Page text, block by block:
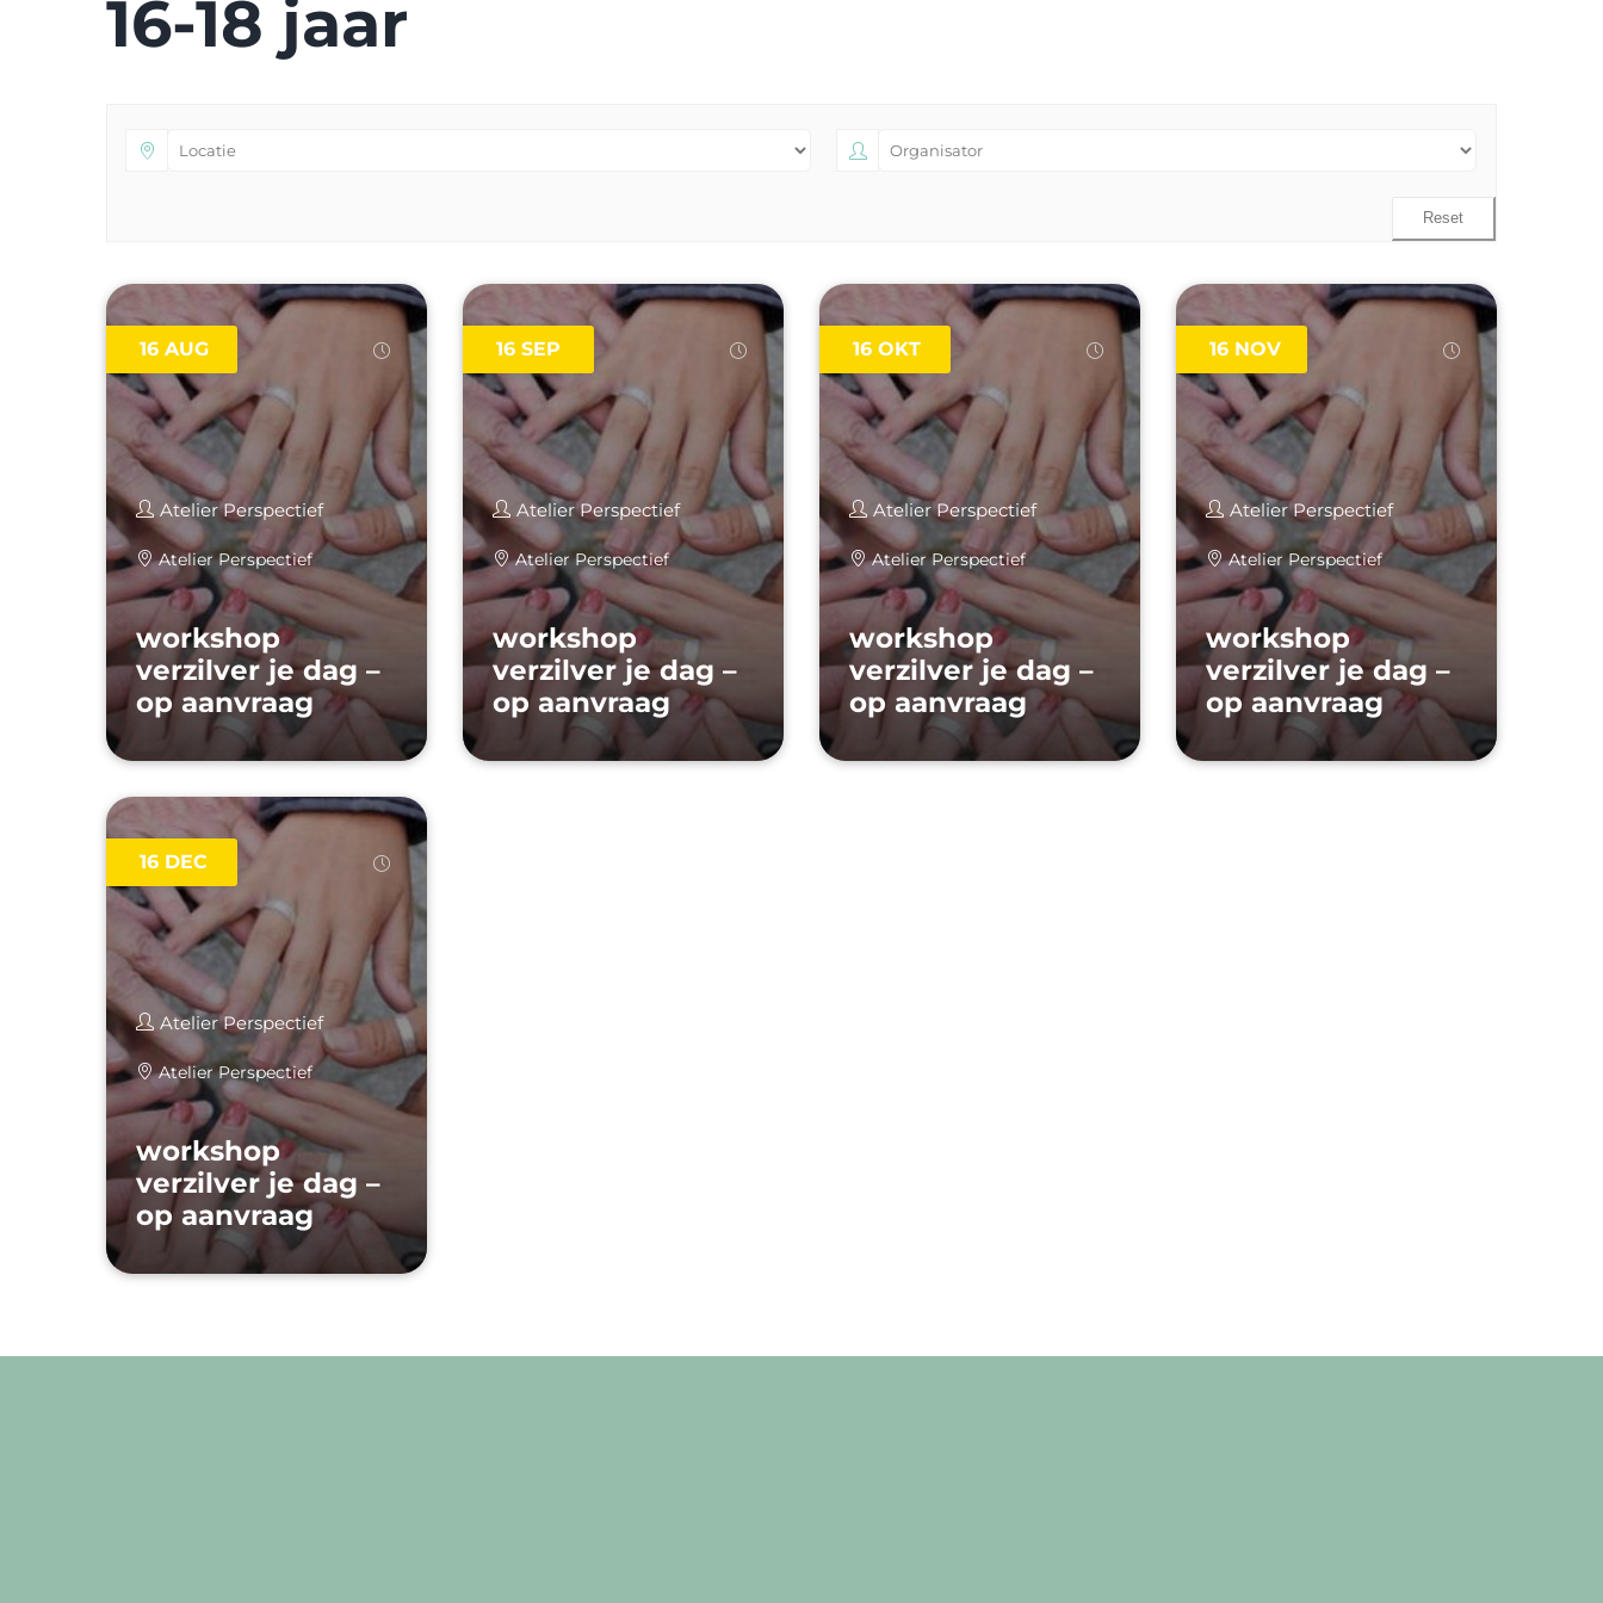
16-18 jaar
Reset
16 AUG
Atelier Perspectief
Atelier Perspectief
workshop
verzilver je dag –
op aanvraag
16 SEP
Atelier Perspectief
Atelier Perspectief
workshop
verzilver je dag –
op aanvraag
16 OKT
Atelier Perspectief
Atelier Perspectief
workshop
verzilver je dag –
op aanvraag
16 NOV
Atelier Perspectief
Atelier Perspectief
workshop
verzilver je dag –
op aanvraag
16 DEC
Atelier Perspectief
Atelier Perspectief
workshop
verzilver je dag –
op aanvraag